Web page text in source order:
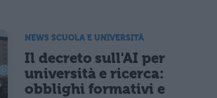
NEWS SCUOLA E UNIVERSITÀ
Il decreto sull'AI per
università e ricerca:
obblighi formativi e